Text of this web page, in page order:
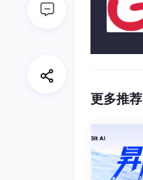
更多推荐